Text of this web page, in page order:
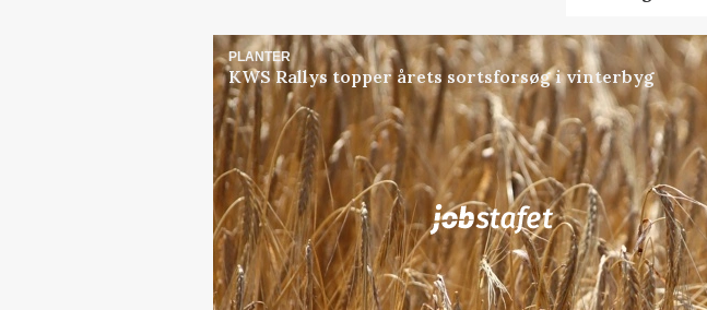
PLANTER
KWS Rallys topper årets sortsforsøg i vinterbyg
Jobs i samarbejde med 72ledige stillinger